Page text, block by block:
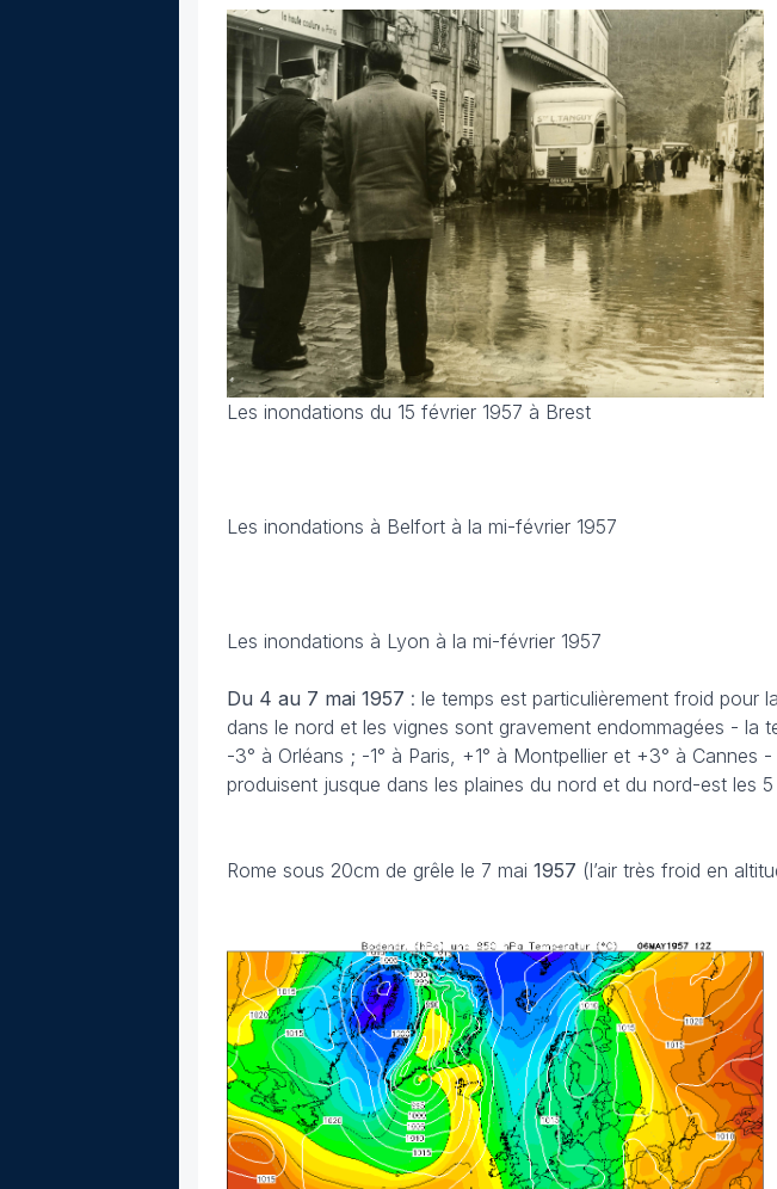
Les inondations du 15 février 1957 à Brest
Les inondations à Belfort à la mi-février 1957
Les inondations à Lyon à la mi-février 1957
Du 4 au 7 mai 1957 : le temps est particulièrement froid pour
dans le nord et les vignes sont gravement endommagées - la
-3° à Orléans ; -1° à Paris, +1° à Montpellier et +3° à
produisent jusque dans les plaines du nord et du nord-est les
Rome sous 20cm de grêle le 7 mai 1957 (l’air très froid en